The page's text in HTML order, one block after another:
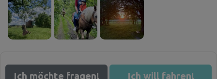
Ich möchte fragen! Ich will fahren!